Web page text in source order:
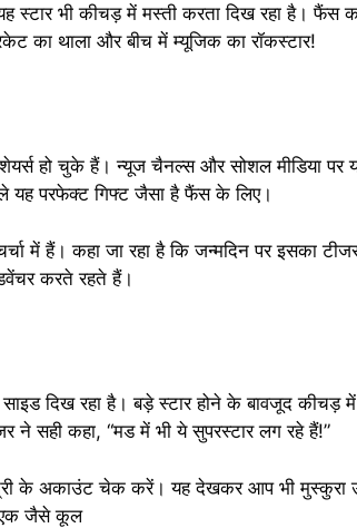
स्टार भी कीचड़ में मस्ती करता दिख रहा है। फैंस
का थाला और बीच में म्यूजिक का रॉकस्टार!
हो चुके हैं। न्यूज चैनल्स और सोशल मीडिया पर
यह परफेक्ट गिफ्ट जैसा है फैंस के लिए।
में हैं। कहा जा रहा है कि जन्मदिन पर इसका
करते रहते हैं।
दिख रहा है। बड़े स्टार होने के बावजूद कीचड़
ने सही कहा, “मड में भी ये सुपरस्टार लग रहे हैं!”
के अकाउंट चेक करें। यह देखकर आप भी मुस्कुरा
एक जैसे कूल